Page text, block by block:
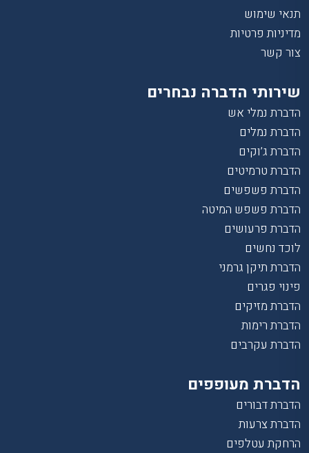
תנאי שימוש
מדיניות פרטיות
צור קשר
שירותי הדברה נבחרים
הדברת נמלי אש
הדברת נמלים
הדברת ג’וקים
הדברת טרמיטים
הדברת פשפשים
הדברת פשפש המיטה
הדברת פרעושים
לוכד נחשים
הדברת תיקן גרמני
פינוי פגרים
הדברת מזיקים
הדברת רימות
הדברת עקרבים
הדברת מעופפים
הדברת דבורים
הדברת צרעות
הרחקת עטלפים